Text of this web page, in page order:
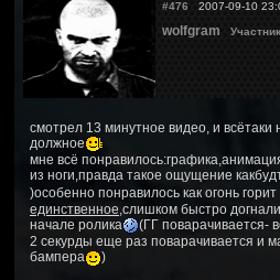
#476 2007-09-10
wolfgram Участник
смотрел 13 минутное видео, и всётаки
должное
мне всё
из ноги,правда такое ощущение
)особенно понравилось как огонь
единственное,слишком быстро
начале ролика
(ГГ поварачивается-
2 секурды еще раз поварачивается и
бампера
)